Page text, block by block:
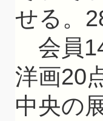
せる。
会員
洋画20
中央の